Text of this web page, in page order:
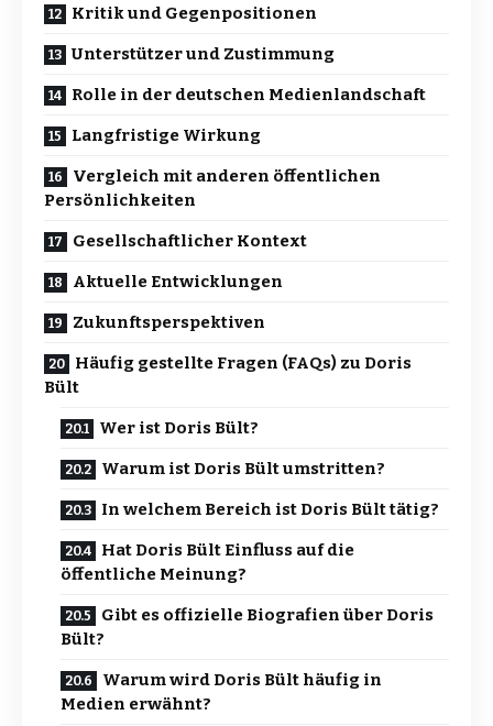
Kritik und Gegenpositionen
Unterstützer und Zustimmung
Rolle in der deutschen Medienlandschaft
Langfristige Wirkung
Vergleich mit anderen öffentlichen
Persönlichkeiten
Gesellschaftlicher Kontext
Aktuelle Entwicklungen
Zukunftsperspektiven
Häufig gestellte Fragen (FAQs) zu Doris
Bült
Wer ist Doris Bült?
Warum ist Doris Bült umstritten?
In welchem Bereich ist Doris Bült tätig?
Hat Doris Bült Einfluss auf die
öffentliche Meinung?
Gibt es offizielle Biografien über Doris
Bült?
Warum wird Doris Bült häufig in
Medien erwähnt?